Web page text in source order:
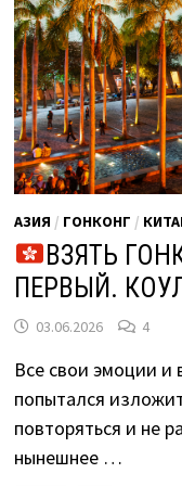
АЗИЯ / ГОНКОНГ /
ВЗЯТЬ
ПЕРВЫЙ.
03.06.2026 4
Все свои эмоции и
попытался
повторяться и не
нынешнее …